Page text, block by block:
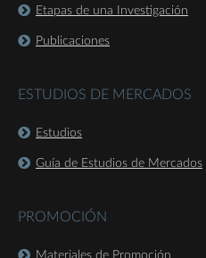
Etapas de una Investigación
Publicaciones
ESTUDIOS DE MERCADOS
Estudios
Guía de Estudios de Mercados
PROMOCIÓN
Materiales de Promoción